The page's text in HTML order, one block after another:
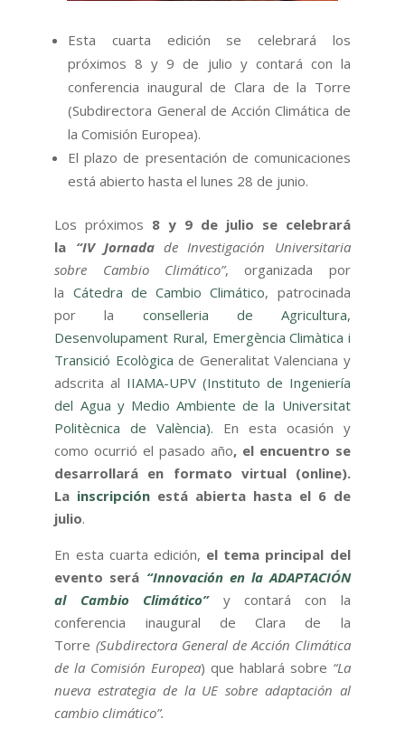
Esta cuarta edición se celebrará los
próximos 8 y 9 de julio y contará con la
conferencia inaugural de Clara de la Torre
(Subdirectora General de Acción Climática de
la Comisión Europea).
El plazo de presentación de comunicaciones
está abierto hasta el lunes 28 de junio.
Los próximos 8 y 9 de julio se celebrará
la “IV Jornadade Investigación Universitaria
sobre Cambio Climático”, organizada por
la Cátedra de Cambio Climático, patrocinada
por la conselleria de Agricultura,
Desenvolupament Rural, Emergència Climàtica i
Transició Ecològica de Generalitat Valenciana y
adscrita al IIAMA-UPV (Instituto de Ingeniería
del Agua y Medio Ambiente de la Universitat
Politècnica de València). En esta ocasión y
como ocurrió el pasado año, el encuentro se
desarrollará en formato virtual (online).
La inscripción está abierta hasta el 6 de
julio.
En esta cuarta edición, el tema principal del
evento será “Innovación en la ADAPTACIÓN
al Cambio Climático”
y contará con la
conferencia inaugural de Clara de la
Torre (Subdirectora General de Acción Climática
de la Comisión Europea) que hablará sobre “La
nueva estrategia de la UE sobre adaptación al
cambio climático”.